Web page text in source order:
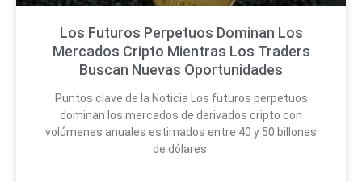
Los Futuros Perpetuos Dominan Los
Mercados Cripto Mientras Los Traders
Buscan Nuevas Oportunidades
Puntos clave de la Noticia Los futuros perpetuos
dominan los mercados de derivados cripto con
volúmenes anuales estimados entre 40 y 50 billones
de dólares.